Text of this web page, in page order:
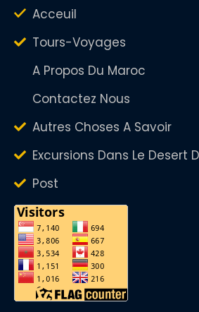
Acceuil
Tours-Voyages
A Propos Du Maroc
Contactez Nous
Autres Choses A Savoir
Excursions Dans Le Desert
Post